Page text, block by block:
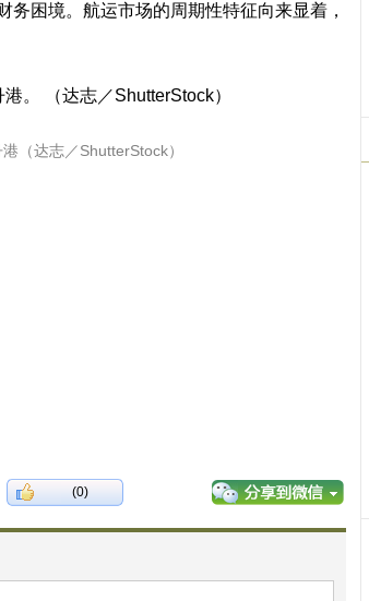
困境。航运市场的周期性特征向来显着，
（达志／ShutterStock）
(0)